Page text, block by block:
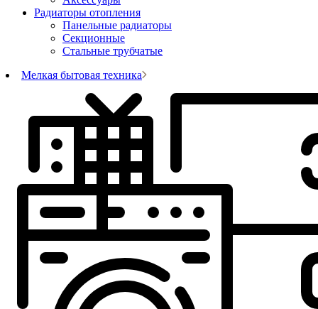
Радиаторы отопления
Панельные радиаторы
Секционные
Стальные трубчатые
Мелкая бытовая техника